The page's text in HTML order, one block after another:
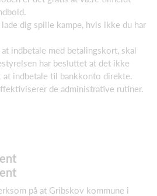
dig spille kampe, hvis ikke du har
indbetale med betalingskort, skal
har besluttet at det ikke
indbetale til bankkonto direkte.
de administrative rutiner.
på at Gribskov kommune i